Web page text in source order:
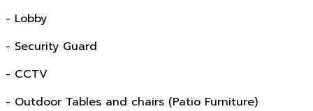
- Lobby
- Security Guard
- CCTV
- Outdoor Tables and chairs (Patio Furniture)